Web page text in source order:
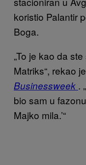
koristio Palantir
Boga.
„To je kao da
Matriks“, rekao
Businessweek .
bio sam u
Majko mila.’“